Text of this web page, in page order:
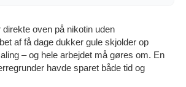
oven på nikotin uden
af få dage dukker gule skjolder op
– og hele arbejdet må gøres om. En
havde sparet både tid og